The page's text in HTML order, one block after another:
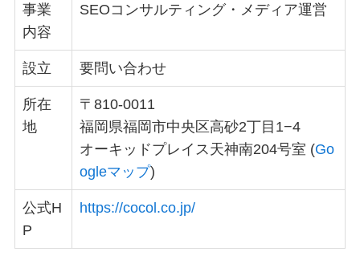
事業
内容
SEOコンサルティング・メディア運営
設立 要問い合わせ
所在
地
〒810-0011
福岡県福岡市中央区高砂2丁目1−4
オーキッドプレイス天神南204号室 (Go
ogleマップ)
公式H
P
https://cocol.co.jp/